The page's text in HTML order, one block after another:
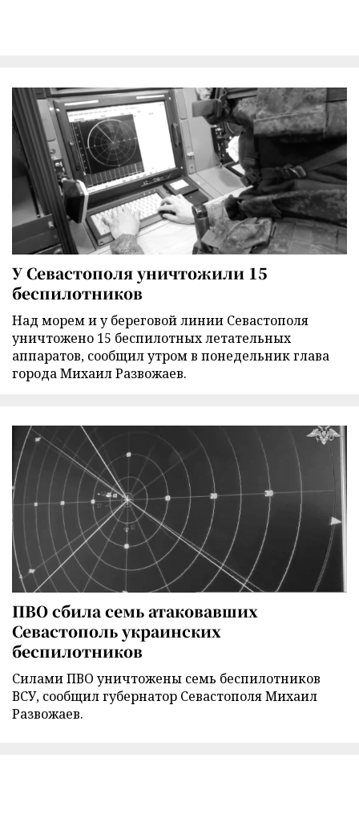
У Севастополя уничтожили 15
беспилотников
Над морем и у береговой линии Севастополя
уничтожено 15 беспилотных летательных
аппаратов, сообщил утром в понедельник глава
города Михаил Развожаев.
ПВО сбила семь атаковавших
Севастополь украинских
беспилотников
Силами ПВО уничтожены семь беспилотников
ВСУ, сообщил губернатор Севастополя Михаил
Развожаев.